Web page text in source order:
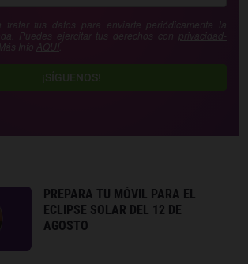
tratar tus datos para enviarte periódicamente la
Puedes ejercitar tus derechos con privacidad-
Más Info AQUÍ
¡SÍGUENOS!
PREPARA TU MÓVIL PARA EL
ECLIPSE SOLAR DEL 12 DE
AGOSTO